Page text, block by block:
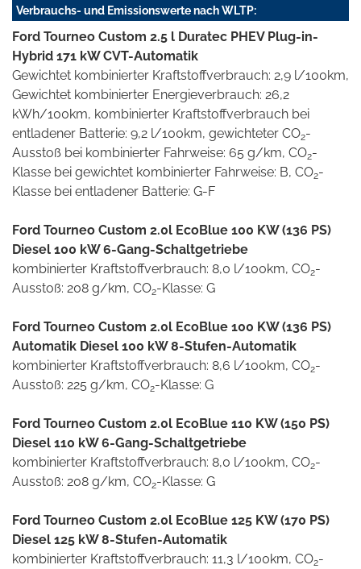
Verbrauchs- und Emissionswerte nach WLTP:
Ford Tourneo Custom 2.5 l Duratec PHEV Plug-in-
Hybrid 171 kW CVT-Automatik
Gewichtet kombinierter Kraftstoffverbrauch: 2,9 l/100km,
Gewichtet kombinierter Energieverbrauch: 26,2
kWh/100km, kombinierter Kraftstoffverbrauch bei
entladener Batterie: 9,2 l/100km, gewichteter CO2-
Ausstoß bei kombinierter Fahrweise: 65 g/km, CO2-
Klasse bei gewichtet kombinierter Fahrweise: B, CO2-
Klasse bei entladener Batterie: G-F
Ford Tourneo Custom 2.0l EcoBlue 100 KW (136 PS)
Diesel 100 kW 6-Gang-Schaltgetriebe
kombinierter Kraftstoffverbrauch: 8,0 l/100km, CO2-
Ausstoß: 208 g/km, CO2-Klasse: G
Ford Tourneo Custom 2.0l EcoBlue 100 KW (136 PS)
Automatik Diesel 100 kW 8-Stufen-Automatik
kombinierter Kraftstoffverbrauch: 8,6 l/100km, CO2-
Ausstoß: 225 g/km, CO2-Klasse: G
Ford Tourneo Custom 2.0l EcoBlue 110 KW (150 PS)
Diesel 110 kW 6-Gang-Schaltgetriebe
kombinierter Kraftstoffverbrauch: 8,0 l/100km, CO2-
Ausstoß: 208 g/km, CO2-Klasse: G
Ford Tourneo Custom 2.0l EcoBlue 125 KW (170 PS)
Diesel 125 kW 8-Stufen-Automatik
kombinierter Kraftstoffverbrauch: 11,3 l/100km, CO2-